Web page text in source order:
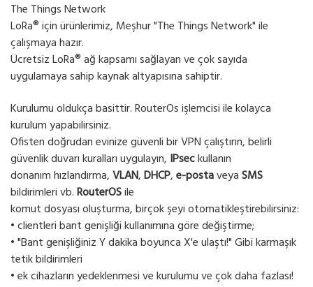
The Things Network
LoRa® için ürünlerimiz, Meşhur "The Things Network" ile
çalışmaya hazır.
Ücretsiz LoRa® ağ kapsamı sağlayan ve çok sayıda
uygulamaya sahip kaynak altyapısına sahiptir.
Kurulumu oldukça basittir. RouterOs işlemcisi ile kolayca
kurulum yapabilirsiniz.
Ofisten doğrudan evinize güvenli bir VPN çalıştırın, belirli
güvenlik duvarı kuralları uygulayın, IPseckullanın
donanım hızlandırma,VLAN,DHCP,e-postaveyaSMS
bildirimleri vb.RouterOSile
komut dosyası oluşturma, birçok şeyi otomatikleştirebilirsiniz:
• clientleri bant genişliği kullanımına göre değiştirme;
• "Bant genişliğiniz Y dakika boyunca X'e ulaştı!" Gibi karmaşık
tetik bildirimleri
• ek cihazların yedeklenmesi ve kurulumu ve çok daha fazlası!